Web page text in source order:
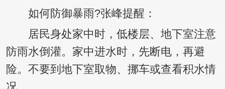
如何防御暴雨?张峰提醒：
居民身处家中时，低楼层、地下室注意
防雨水倒灌。家中进水时，先断电，再避
险。不要到地下室取物、挪车或查看积水情